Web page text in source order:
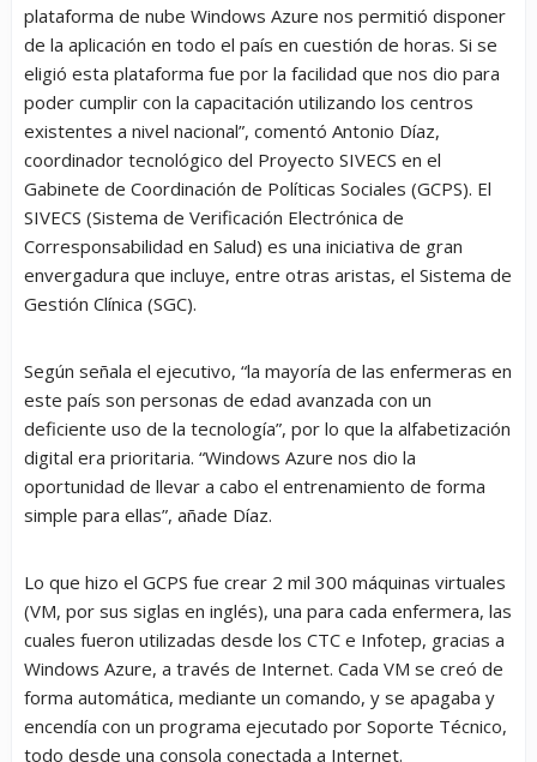
plataforma de nube Windows Azure nos permitió disponer
de la aplicación en todo el país en cuestión de horas. Si se
eligió esta plataforma fue por la facilidad que nos dio para
poder cumplir con la capacitación utilizando los centros
existentes a nivel nacional”, comentó Antonio Díaz,
coordinador tecnológico del Proyecto SIVECS en el
Gabinete de Coordinación de Políticas Sociales (GCPS). El
SIVECS (Sistema de Verificación Electrónica de
Corresponsabilidad en Salud) es una iniciativa de gran
envergadura que incluye, entre otras aristas, el Sistema de
Gestión Clínica (SGC).
Según señala el ejecutivo, “la mayoría de las enfermeras en
este país son personas de edad avanzada con un
deficiente uso de la tecnología”, por lo que la alfabetización
digital era prioritaria. “Windows Azure nos dio la
oportunidad de llevar a cabo el entrenamiento de forma
simple para ellas”, añade Díaz.
Lo que hizo el GCPS fue crear 2 mil 300 máquinas virtuales
(VM, por sus siglas en inglés), una para cada enfermera, las
cuales fueron utilizadas desde los CTC e Infotep, gracias a
Windows Azure, a través de Internet. Cada VM se creó de
forma automática, mediante un comando, y se apagaba y
encendía con un programa ejecutado por Soporte Técnico,
todo desde una consola conectada a Internet.